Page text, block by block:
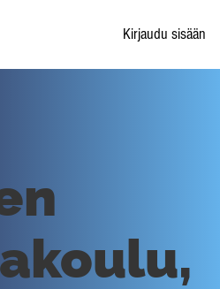
Kirjaudu sisään